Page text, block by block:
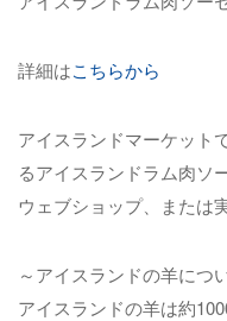
詳細はこちらから
アイスランドマーケット
るアイスランドラム肉ソ
ウェブショップ、または
～アイスランドの羊につ
アイスランドの羊は約